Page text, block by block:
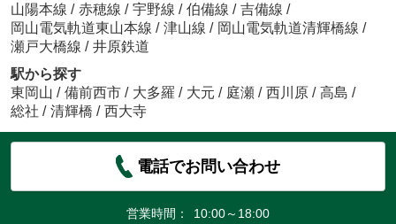
山陽本線 / 赤穂線 / 宇野線 / 伯備線 / 吉備線 /
岡山電気軌道東山本線 / 津山線 / 岡山電気軌道清輝橋線 /
瀬戸大橋線 / 井原鉄道
駅から探す
東岡山 / 備前西市 / 大多羅 / 大元 / 庭瀬 / 西川原 / 高島 /
総社 / 清輝橋 / 西大寺
電話でお問い合わせ
営業時間：
10:00～18:00